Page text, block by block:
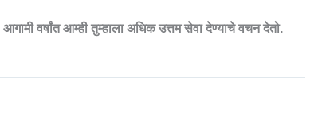
आगामी वर्षांत आम्ही तुम्हाला अधिक उत्तम सेवा देण्याचे वचन देतो.